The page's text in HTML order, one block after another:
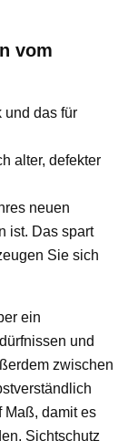
vom
und das für
alter, defekter
neuen
ist. Das spart
Sie sich
ein
und
zwischen
Maß, damit es
Sichtschutz